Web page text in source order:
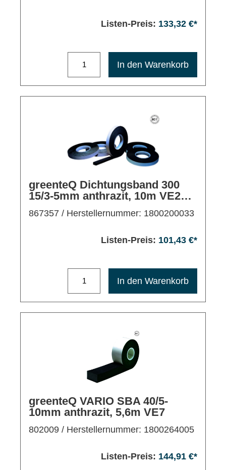
Listen-Preis: 133,32 €*
In den Warenkorb
greenteQ Dichtungsband 300
15/3-5mm anthrazit, 10m VE20,
außen/mitte
867357 / Herstellernummer: 1800200033
Listen-Preis: 101,43 €*
In den Warenkorb
greenteQ VARIO SBA 40/5-
10mm anthrazit, 5,6m VE7
802009 / Herstellernummer: 1800264005
Listen-Preis: 144,91 €*